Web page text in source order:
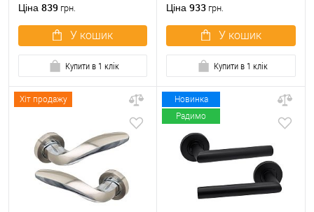
Ціна 839 грн.
У кошик
Купити в 1 клік
Ціна 933 грн.
У кошик
Купити в 1 клік
Хіт продажу
Новинка
Радимо